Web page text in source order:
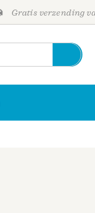
Gratis verzending